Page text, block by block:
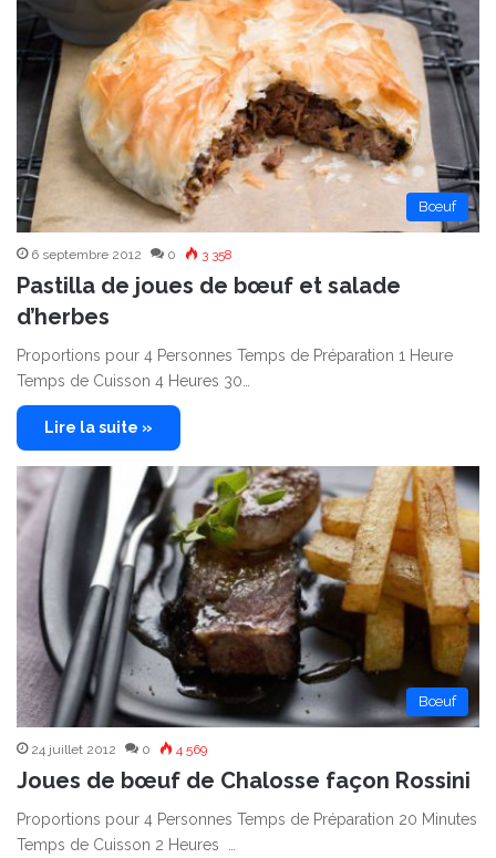
Bœuf
6 septembre 2012 0 3 358
Pastilla de joues de bœuf et salade
d’herbes
Proportions pour 4 Personnes Temps de Préparation 1 Heure
Temps de Cuisson 4 Heures 30…
Lire la suite »
Bœuf
24 juillet 2012 0 4 569
Joues de bœuf de Chalosse façon Rossini
Proportions pour 4 Personnes Temps de Préparation 20 Minutes
Temps de Cuisson 2 Heures …